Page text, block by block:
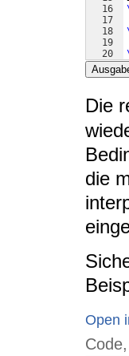
16
17
18
19
20
Die
die
Open